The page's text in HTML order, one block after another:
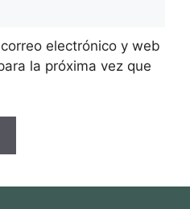
electrónico y web
la próxima vez que